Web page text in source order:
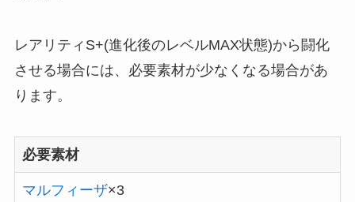
レアリティS+(進化後のレベルMAX状態)から闘化
させる場合には、必要素材が少なくなる場合があ
ります。
必要素材
マルフィーザ×3